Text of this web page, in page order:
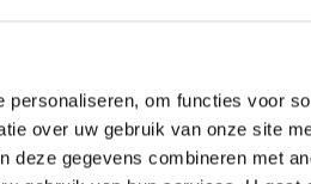
om functies voor
over uw gebruik van onze site
deze gegevens combineren met
47.95